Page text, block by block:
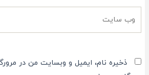
سایت
ذخیره نام، ایمیل و وبسایت من در